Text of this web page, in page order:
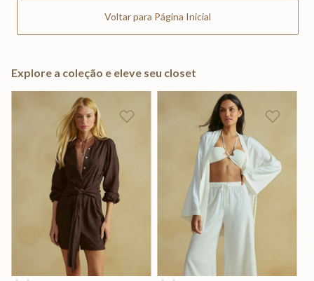
Voltar para Página Inicial
Explore a coleção e eleve seu closet